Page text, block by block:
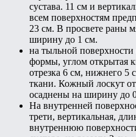
сустава. 11 см и
всем поверхностям
23 см. В просвете раны
ширину до 1 см.
на тыльной поверхности
формы, углом открытая
отрезка 6 см, нижнего 5
ткани. Кожный лоскут
осаднены на ширину до
На внутренней
трети, вертикальная,
внутреннюю